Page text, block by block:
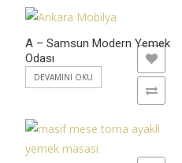
A – Samsun Modern Yemek
Odası
DEVAMINI OKU
ADD TO COMPARE
ADD TO WISHLIST